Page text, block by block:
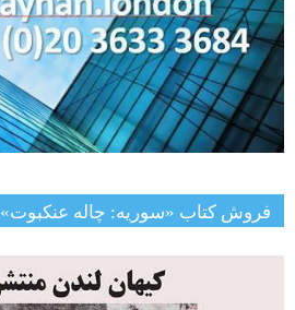
فروش کتاب «سوریه: چاله عنکبوت»